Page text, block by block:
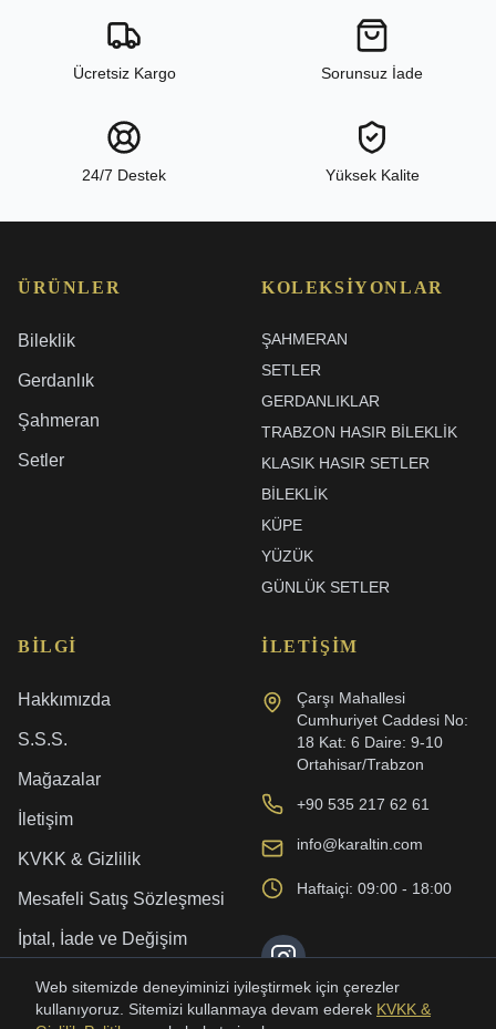
Ücretsiz Kargo Sorunsuz İade
24/7 Destek Yüksek Kalite
ÜRÜNLER
Bileklik
Gerdanlık
Şahmeran
Setler
KOLEKSIYONLAR
ŞAHMERAN
SETLER
GERDANLIKLAR
TRABZON HASIR BILEKLIK
KLASIK HASIR SETLER
BİLEKLİK
KÜPE
YÜZÜK
GÜNLÜK SETLER
BILGI
Hakkımızda
S.S.S.
Mağazalar
İletişim
KVKK & Gizlilik
Mesafeli Satış Sözleşmesi
İptal, İade ve Değişim
Kargo ve Teslimat
İLETIŞIM
Çarşı Mahallesi
Cumhuriyet Caddesi No:
18 Kat: 6 Daire: 9-10
Ortahisar/Trabzon
+90 535 217 62 61
info@karaltin.com
Haftaiçi: 09:00 - 18:00
Web sitemizde deneyiminizi iyileştirmek için çerezler
kullanıyoruz. Sitemizi kullanmaya devam ederek KVKK &